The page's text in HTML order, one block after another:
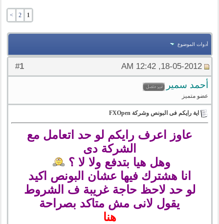
1
2
>
أدوات الموضوع
#
1 18-05-2012, 12:42 AM
أحمد سمير
عضو متميز
اية رايكم فى البونص وشركة FXOpen
عاوز اعرف رايكم لو حد اتعامل مع
الشركة دى
وهل هيا بتدفع ولا لا ؟
انا هشترك فيها عشان البونص اكيد
لو حد لاحظ حاجة غريبة ف الشروط
يقول لانى مش متاكد بصراحة
هنا